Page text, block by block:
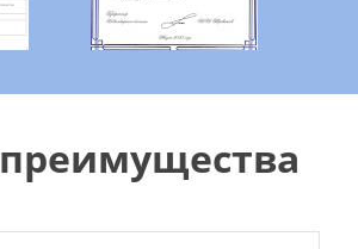
преимущества